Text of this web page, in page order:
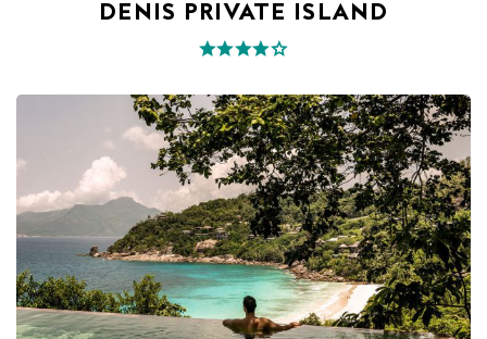
DENIS PRIVATE ISLAND